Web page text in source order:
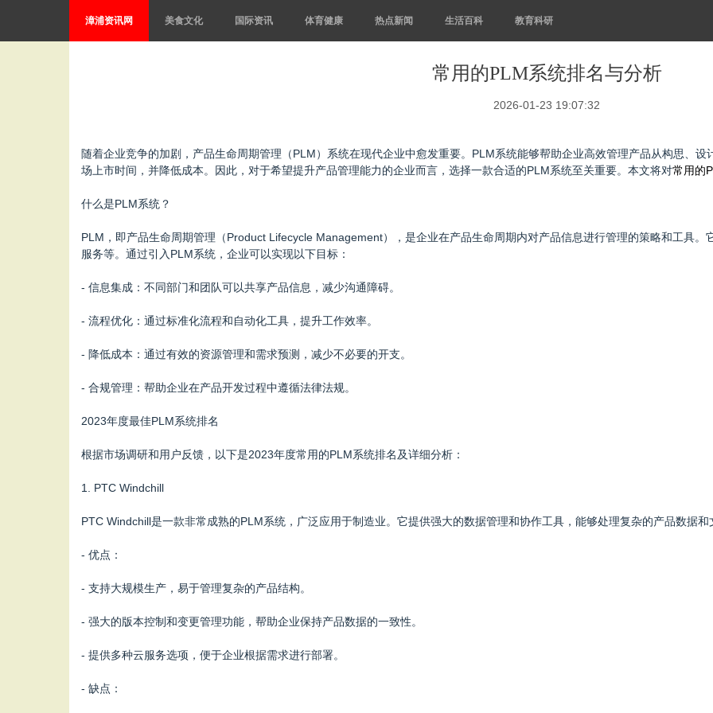
漳浦资讯网 美食文化 国际资讯 体育健康 热点新闻 生活百科 教育科研
常用的PLM系统排名与分析
2026-01-23 19:07:32
随着企业竞争的加剧，产品生命周期管理（PLM）系统在现代企业中愈发重要。PLM系统能够帮助企业高效管理产品从构思、
场上市时间，并降低成本。因此，对于希望提升产品管理能力的企业而言，选择一款合适的PLM系统至关重要。本文将对常用的
什么是PLM系统？
PLM，即产品生命周期管理（Product Lifecycle Management），是企业在产品生命周期内对产品信息进行管理的策略和工具
服务等。通过引入PLM系统，企业可以实现以下目标：
- 信息集成：不同部门和团队可以共享产品信息，减少沟通障碍。
- 流程优化：通过标准化流程和自动化工具，提升工作效率。
- 降低成本：通过有效的资源管理和需求预测，减少不必要的开支。
- 合规管理：帮助企业在产品开发过程中遵循法律法规。
2023年度最佳PLM系统排名
根据市场调研和用户反馈，以下是2023年度常用的PLM系统排名及详细分析：
1. PTC Windchill
PTC Windchill是一款非常成熟的PLM系统，广泛应用于制造业。它提供强大的数据管理和协作工具，能够处理复杂的产品数据和
- 优点：
- 支持大规模生产，易于管理复杂的产品结构。
- 强大的版本控制和变更管理功能，帮助企业保持产品数据的一致性。
- 提供多种云服务选项，便于企业根据需求进行部署。
- 缺点：